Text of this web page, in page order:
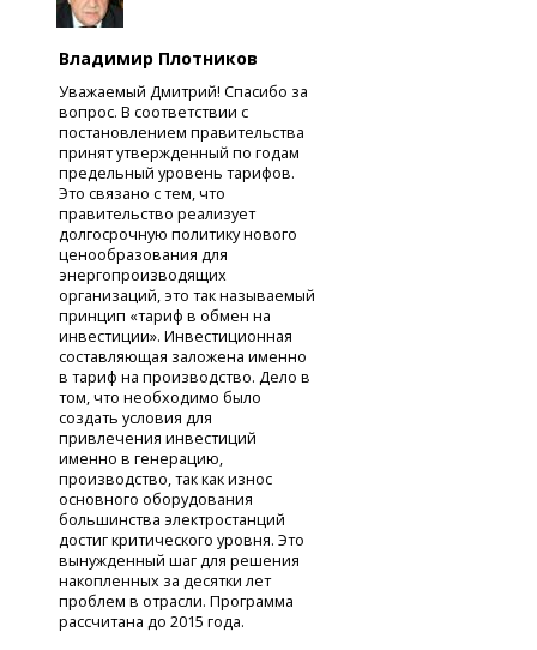
Владимир Плотников
Уважаемый Дмитрий! Спасибо за
вопрос. В соответствии с
постановлением правительства
принят утвержденный по годам
предельный уровень тарифов.
Это связано с тем, что
правительство реализует
долгосрочную политику нового
ценообразования для
энергопроизводящих
организаций, это так называемый
принцип «тариф в обмен на
инвестиции». Инвестиционная
составляющая заложена именно
в тариф на производство. Дело в
том, что необходимо было
создать условия для
привлечения инвестиций
именно в генерацию,
производство, так как износ
основного оборудования
большинства электростанций
достиг критического уровня. Это
вынужденный шаг для решения
накопленных за десятки лет
проблем в отрасли. Программа
рассчитана до 2015 года.